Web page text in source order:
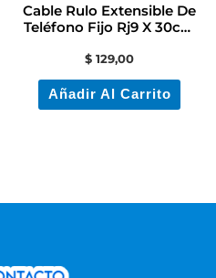
Cable Rulo Extensible De
Teléfono Fijo Rj9 X 30cm
$ 129,00
Añadir Al Carrito